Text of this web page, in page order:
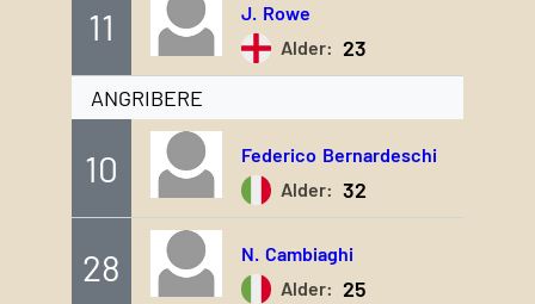
11 J. Rowe
Alder: 23
ANGRIBERE
10 Federico Bernardeschi
Alder: 32
28 N. Cambiaghi
Alder: 25